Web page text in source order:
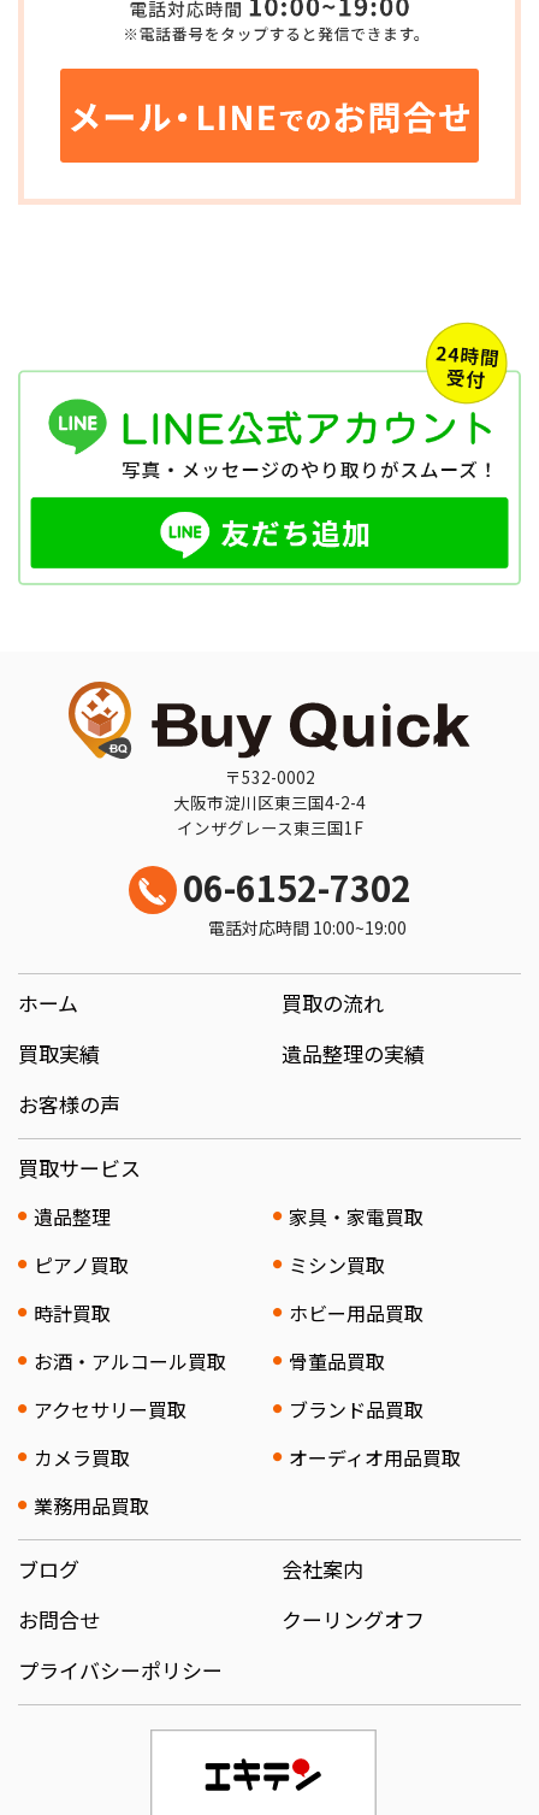
〒532-0002
大阪市淀川区東三国4-2-4
インザグレース東三国1F
06-6152-7302
電話対応時間 10:00~19:00
ホーム
買取の流れ
買取実績
遺品整理の実績
お客様の声
買取サービス
遺品整理
家具・家電買取
ピアノ買取
ミシン買取
時計買取
ホビー用品買取
お酒・アルコール買取
骨董品買取
アクセサリー買取
ブランド品買取
カメラ買取
オーディオ用品買取
業務用品買取
ブログ
会社案内
お問合せ
クーリングオフ
プライバシーポリシー